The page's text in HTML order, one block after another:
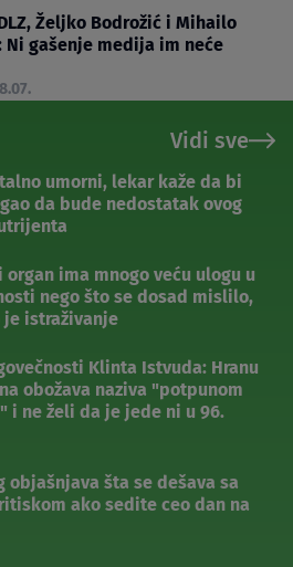
Željko Bodrožić i Mihailo
Ni gašenje medija im neće
Vidi sve
umorni, lekar kaže da bi
da bude nedostatak ovog
organ ima mnogo veću ulogu u
nego što se dosad mislilo,
je istraživanje
Klinta Istvuda: Hranu
obožava naziva "potpunom
i ne želi da je jede ni u 96.
objašnjava šta se dešava sa
ako sedite ceo dan na